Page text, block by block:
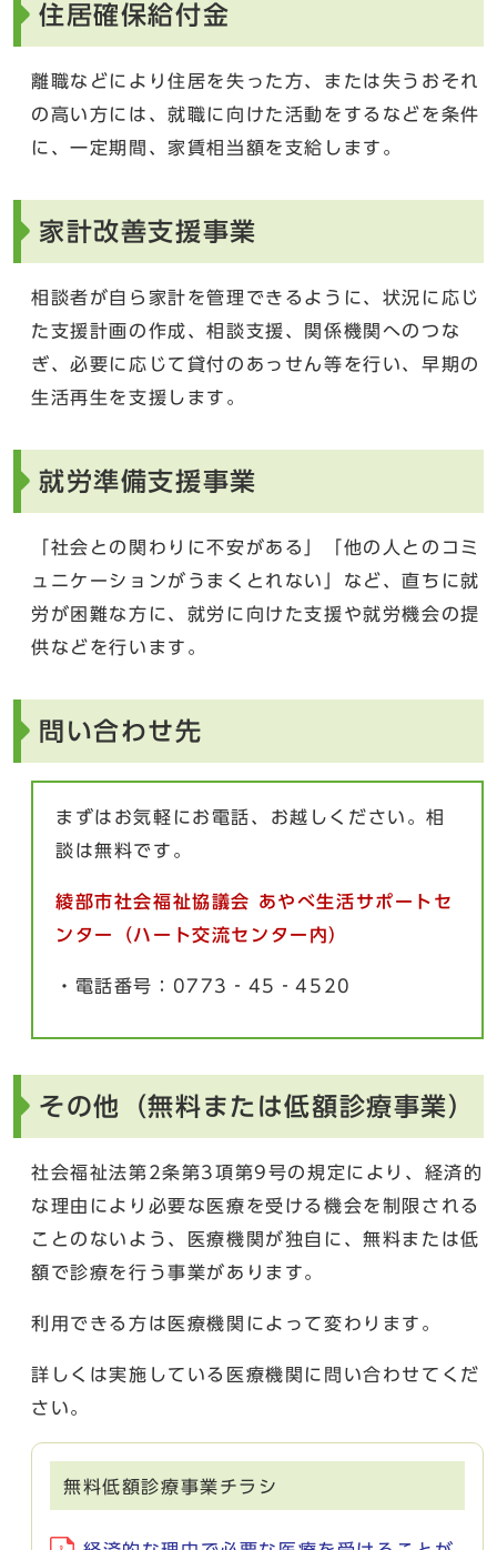
住居確保給付金
離職などにより住居を失った方、または失うおそれ
の高い方には、就職に向けた活動をするなどを条件
に、一定期間、家賃相当額を支給します。
家計改善支援事業
相談者が自ら家計を管理できるように、状況に応じ
た支援計画の作成、相談支援、関係機関へのつな
ぎ、必要に応じて貸付のあっせん等を行い、早期の
生活再生を支援します。
就労準備支援事業
「社会との関わりに不安がある」「他の人とのコミ
ュニケーションがうまくとれない」など、直ちに就
労が困難な方に、就労に向けた支援や就労機会の提
供などを行います。
問い合わせ先
まずはお気軽にお電話、お越しください。相
談は無料です。
綾部市社会福祉協議会 あやべ生活サポートセ
ンター（ハート交流センター内）
・電話番号：0773‐45‐4520
その他（無料または低額診療事業）
社会福祉法第2条第3項第9号の規定により、経済的
な理由により必要な医療を受ける機会を制限される
ことのないよう、医療機関が独自に、無料または低
額で診療を行う事業があります。
利用できる方は医療機関によって変わります。
詳しくは実施している医療機関に問い合わせてくだ
さい。
無料低額診療事業チラシ